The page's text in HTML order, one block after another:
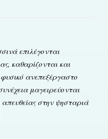
επιλέγονται
καθαρίζονται και
ανεπεξέργαστο
μαγειρεύονται
στην ψησταριά